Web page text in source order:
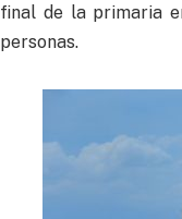
final de la primaria
personas.